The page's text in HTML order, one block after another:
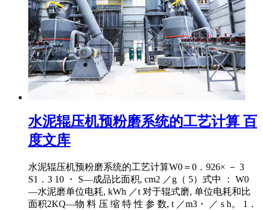
水泥辊压机预粉磨系统的工艺计算 百
度文库
水泥辊压机预粉磨系统的工艺计算W0＝0．926× － 3
S1．3 10 ・ S—成品比面积, cm2 ／g（ 5）式中 ： W0
—水泥磨单位电耗, kWh ／t 对于辊式磨, 单位电耗和比
面积2KQ—物 料 压 缩 特 性 参 数, t ／m3・ ／ s h。 1．